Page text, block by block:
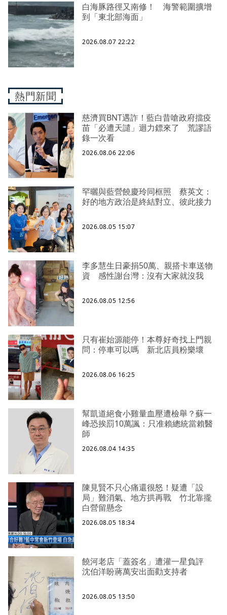
白海豚路徑又南修！ 海警範圍擴增
到「東北部海面」
2026.08.07 22:22
熱門新聞
慈濟買BNT遇詐！藍白昔嗆政府擋疫
苗「必遭天譴」迴力鏢來了 荒謬語
錄一次看
2026.08.06 22:06
罕曬與藍營饒慶玲同框照 蔡英文：
好的地方政治是終結對立、彼此接力
2026.08.05 15:07
李多慧生日豪捐50萬、親搭卡車送物
資 感性謝台灣：沒有大家就沒我
2026.08.05 12:56
只有崔始源能停！本尊好奇找上門親
問：停車可以嗎 新北店員粉樂壞
2026.08.06 16:25
幫凱道絕食小雞量血壓遭檢舉？蘇一
峰恐挨罰10萬諷：只准賴總統當賴醫
師
2026.08.04 14:35
陳見賢不只心痛還很怒！疑遭「設
局」難消氣、地方拱再戰 竹北靠攏
白營留懸念
2026.08.05 18:34
饒河老店「蓋簽名」遭灌一星負評
沈伯洋盼蔣萬安出面勸支持者
2026.08.05 13:50